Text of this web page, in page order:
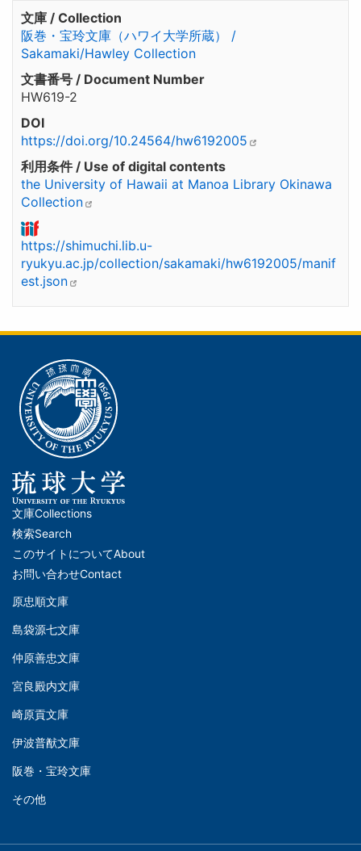
文庫 / Collection
阪巻・宝玲文庫（ハワイ大学所蔵） /
Sakamaki/Hawley Collection
文書番号 / Document Number
HW619-2
DOI
https://doi.org/10.24564/hw6192005
利用条件 / Use of digital contents
the University of Hawaii at Manoa Library Okinawa
Collection
https://shimuchi.lib.u-
ryukyu.ac.jp/collection/sakamaki/hw6192005/manif
est.json
メ
イ
ン
ナ
ビ
ー
シ
ョ
ン
ッ
タ
文庫Collections
検索Search
このサイトについてAbout
お問い合わせContact
文
(Left)
原忠順文庫
島袋源七文庫
仲原善忠文庫
文
(Middle)
宮良殿内文庫
崎原貢文庫
伊波普猷文庫
文
庫
阪巻・宝玲文庫
その他